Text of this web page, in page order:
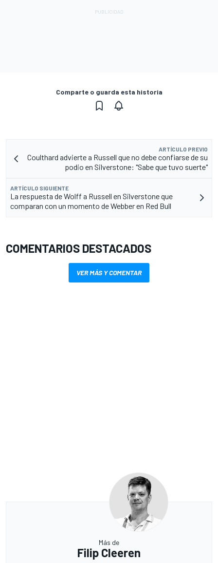
Comparte o guarda esta historia
ARTÍCULO PREVIO
Coulthard advierte a Russell que no debe confiarse de su
podio en Silverstone: "Sabe que tuvo suerte"
ARTÍCULO SIGUIENTE
La respuesta de Wolff a Russell en Silverstone que
comparan con un momento de Webber en Red Bull
COMENTARIOS DESTACADOS
VER MÁS Y COMENTAR
Más de
Filip Cleeren